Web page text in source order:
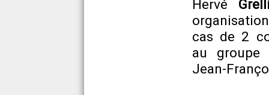
Hervé
cas de 2
au groupe
Jean-